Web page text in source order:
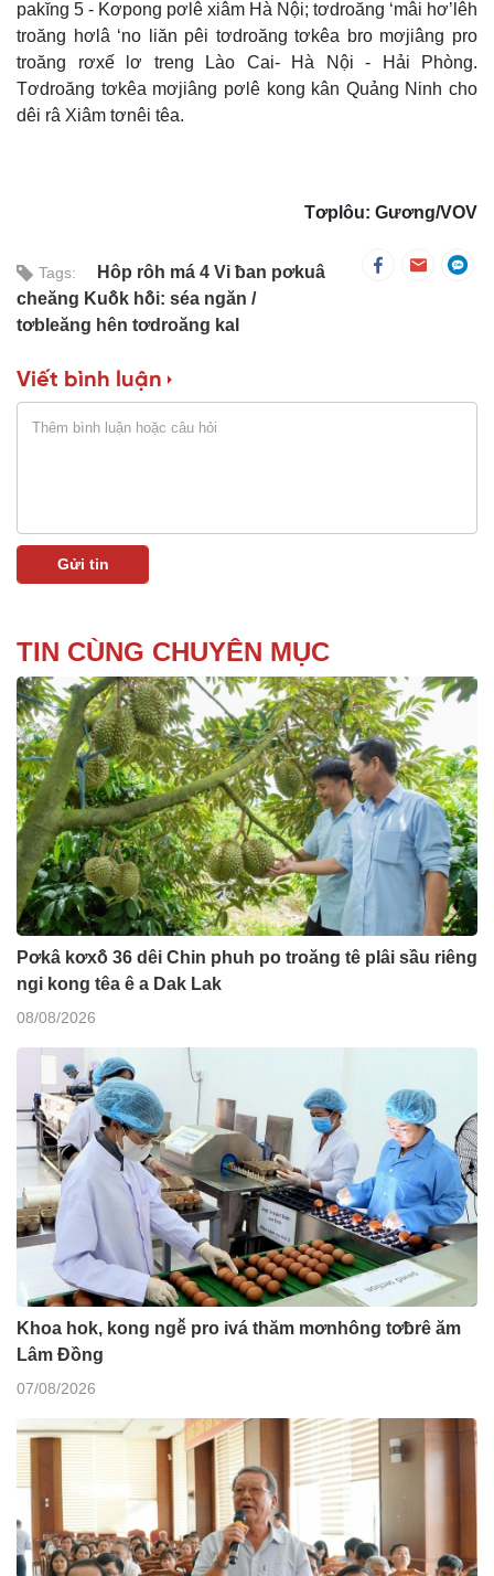
pakĭng 5 - Kơpong pơlê xiâm Hà Nội; tơdroăng ‘mâi hơ’lêh
troăng hơlâ ‘no liăn pêi tơdroăng tơkêa bro mơjiâng pro
troăng rơxế lơ treng Lào Cai- Hà Nội - Hải Phòng.
Tơdroăng tơkêa mơjiâng pơlê kong kân Quảng Ninh cho
dêi râ Xiâm tơnêi têa.
Tơplôu: Gương/VOV
Tags:
Hôp rôh má 4 Vi ƀan pơkuâ
cheăng Kuô̆k hô̆i: séa ngăn
tơbleăng hên tơdroăng kal
Viết bình luận
TIN CÙNG CHUYÊN MỤC
Pơkâ kơxô̆ 36 dêi Chin phuh po troăng tê plâi sầu riêng
ngi kong têa ê a Dak Lak
08/08/2026
Khoa hok, kong ngê̆ pro ivá thăm mơnhông tơƀrê ăm
Lâm Đồng
07/08/2026